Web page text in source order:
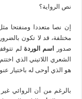
نص الرواية؟
إن نصا متعددا ومنفتحا
مختلفة، قد لا تكون
صدور
اسم الوردة لم
الشعري اللاتيني الذي
هو الذي أوحى له باختيار
بالرغم من أن الروائي